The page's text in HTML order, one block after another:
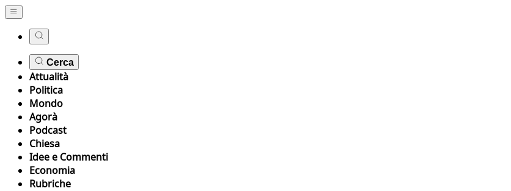
Cerca
Attualità
Politica
Mondo
Agorà
Podcast
Chiesa
Idee e Commenti
Economia
Rubriche